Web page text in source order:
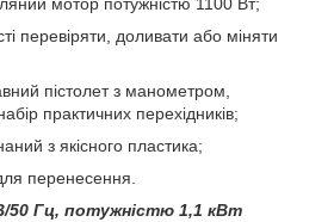
мотор потужністю 1100 Вт;
перевіряти, доливати або міняти
пістолет з манометром,
практичних перехідників;
з якісного пластика;
перенесення.
50 Гц, потужністю 1,1 кВт